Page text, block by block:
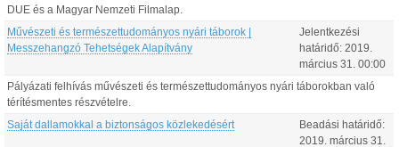
DUE és a Magyar Nemzeti Filmalap.
Művészeti és természettudományos nyári táborok |
Messzehangzó Tehetségek Alapítvány
Jelentkezési
határidő: 2019.
március 31 00:00
Pályázati felhívás művészeti és természettudományos nyári táborokban való
térítésmentes részvételre.
Saját dallamokkal a biztonságos közlekedésért
Beadási határidő:
2019. március 31